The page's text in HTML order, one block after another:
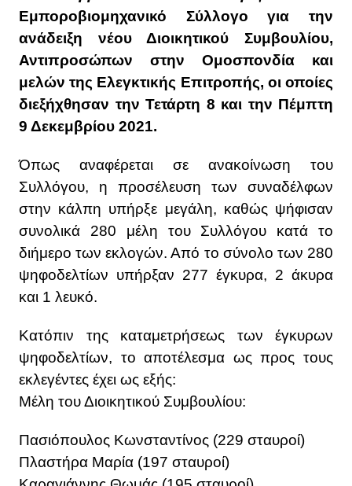
Εμποροβιομηχανικό Σύλλογο για την
ανάδειξη νέου Διοικητικού Συμβουλίου,
Αντιπροσώπων στην Ομοσπονδία και
μελών της Ελεγκτικής Επιτροπής, οι οποίες
διεξήχθησαν την Τετάρτη 8 και την Πέμπτη
9 Δεκεμβρίου 2021.
Όπως αναφέρεται σε ανακοίνωση του
Συλλόγου, η προσέλευση των συναδέλφων
στην κάλπη υπήρξε μεγάλη, καθώς ψήφισαν
συνολικά 280 μέλη του Συλλόγου κατά το
διήμερο των εκλογών. Από το σύνολο των 280
ψηφοδελτίων υπήρξαν 277 έγκυρα, 2 άκυρα
και 1 λευκό.
Κατόπιν της καταμετρήσεως των έγκυρων
ψηφοδελτίων, το αποτέλεσμα ως προς τους
εκλεγέντες έχει ως εξής:
Μέλη του Διοικητικού Συμβουλίου:
Πασιόπουλος Κωνσταντίνος (229 σταυροί)
Πλαστήρα Μαρία (197 σταυροί)